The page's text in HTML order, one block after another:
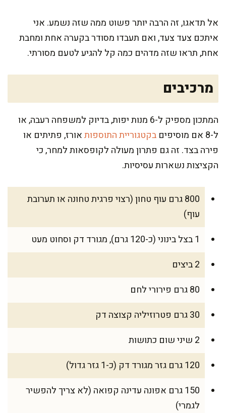
אל תדאגו, זה הרבה יותר פשוט ממה שזה נשמע. אני
איתכם צעד צעד, ואם תעבדו מסודר בקערה אחת ומחבת
אחת, תראו שזה מדהים כמה קל להגיע לטעם מסורתי.
מרכיבים
המתכון מספיק ל-6 מנות יפות, בדיוק למשפחה רעבה, או
ל-8 אם מוסיפים
בקטגוריית התוספותאורז, פתיתים או
פירה בצד. זה גם פתרון מעולה לקופסאות למחר, כי
הקציצות נשארות עסיסיות.
800 גרם עוף טחון (רצוי פרגית טחונה או תערובת
עוף)
1 בצל בינוני (כ-120 גרם), מגורד דק וסחוט מעט
2 ביצים
80 גרם פירורי לחם
30 גרם פטרוזיליה קצוצה דק
2 שיני שום כתושות
120 גרם גזר מגורד דק (כ-1 גזר גדול)
150 גרם אפונה עדינה קפואה (לא צריך להפשיר
לגמרי)